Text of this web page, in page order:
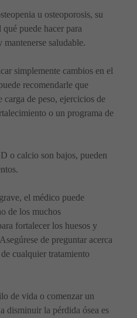
u osteoporosis, su
puede hacer para
saludable.
simplemente cambios en el
recomendarle que
carga de peso, ejercicios de
o un programa de
o calcio son bajos, pueden
el médico puede
de los muchos
fortalecer los huesos y
de preguntar acerca
cualquier tratamiento
de vida o comenzar un
disminuir la pérdida ósea es